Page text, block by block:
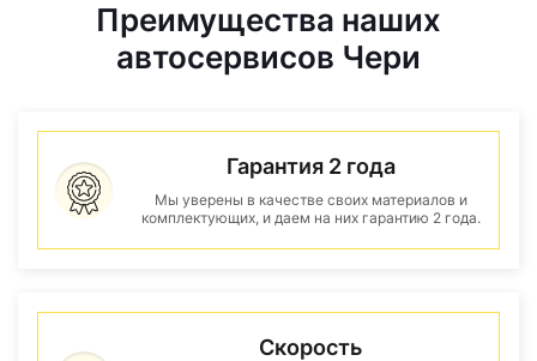
Преимущества наших
автосервисов Чери
Гарантия 2 года
Мы уверены в качестве своих материалов и
комплектующих, и даем на них гарантию 2 года.
Скорость